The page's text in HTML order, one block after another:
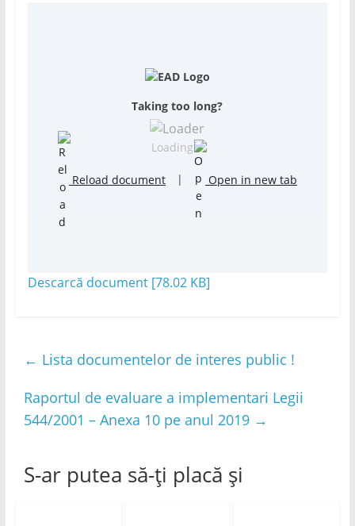
Loading...
Taking too long?
Reload document | Open in new tab
Descarcă document [78.02 KB]
← Lista documentelor de interes public !
Raportul de evaluare a implementari Legii
544/2001 – Anexa 10 pe anul 2019 →
S-ar putea să-ți placă și